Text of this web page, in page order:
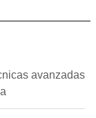
avanzadas